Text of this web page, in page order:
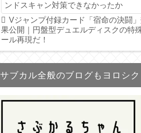
ンドスキャン対策できなかったか
Vジャンプ付録カード「宿命の決闘
果公開｜円盤型デュエルディスクの特
ール再現だ！
サブカル全般のブログもヨロシク